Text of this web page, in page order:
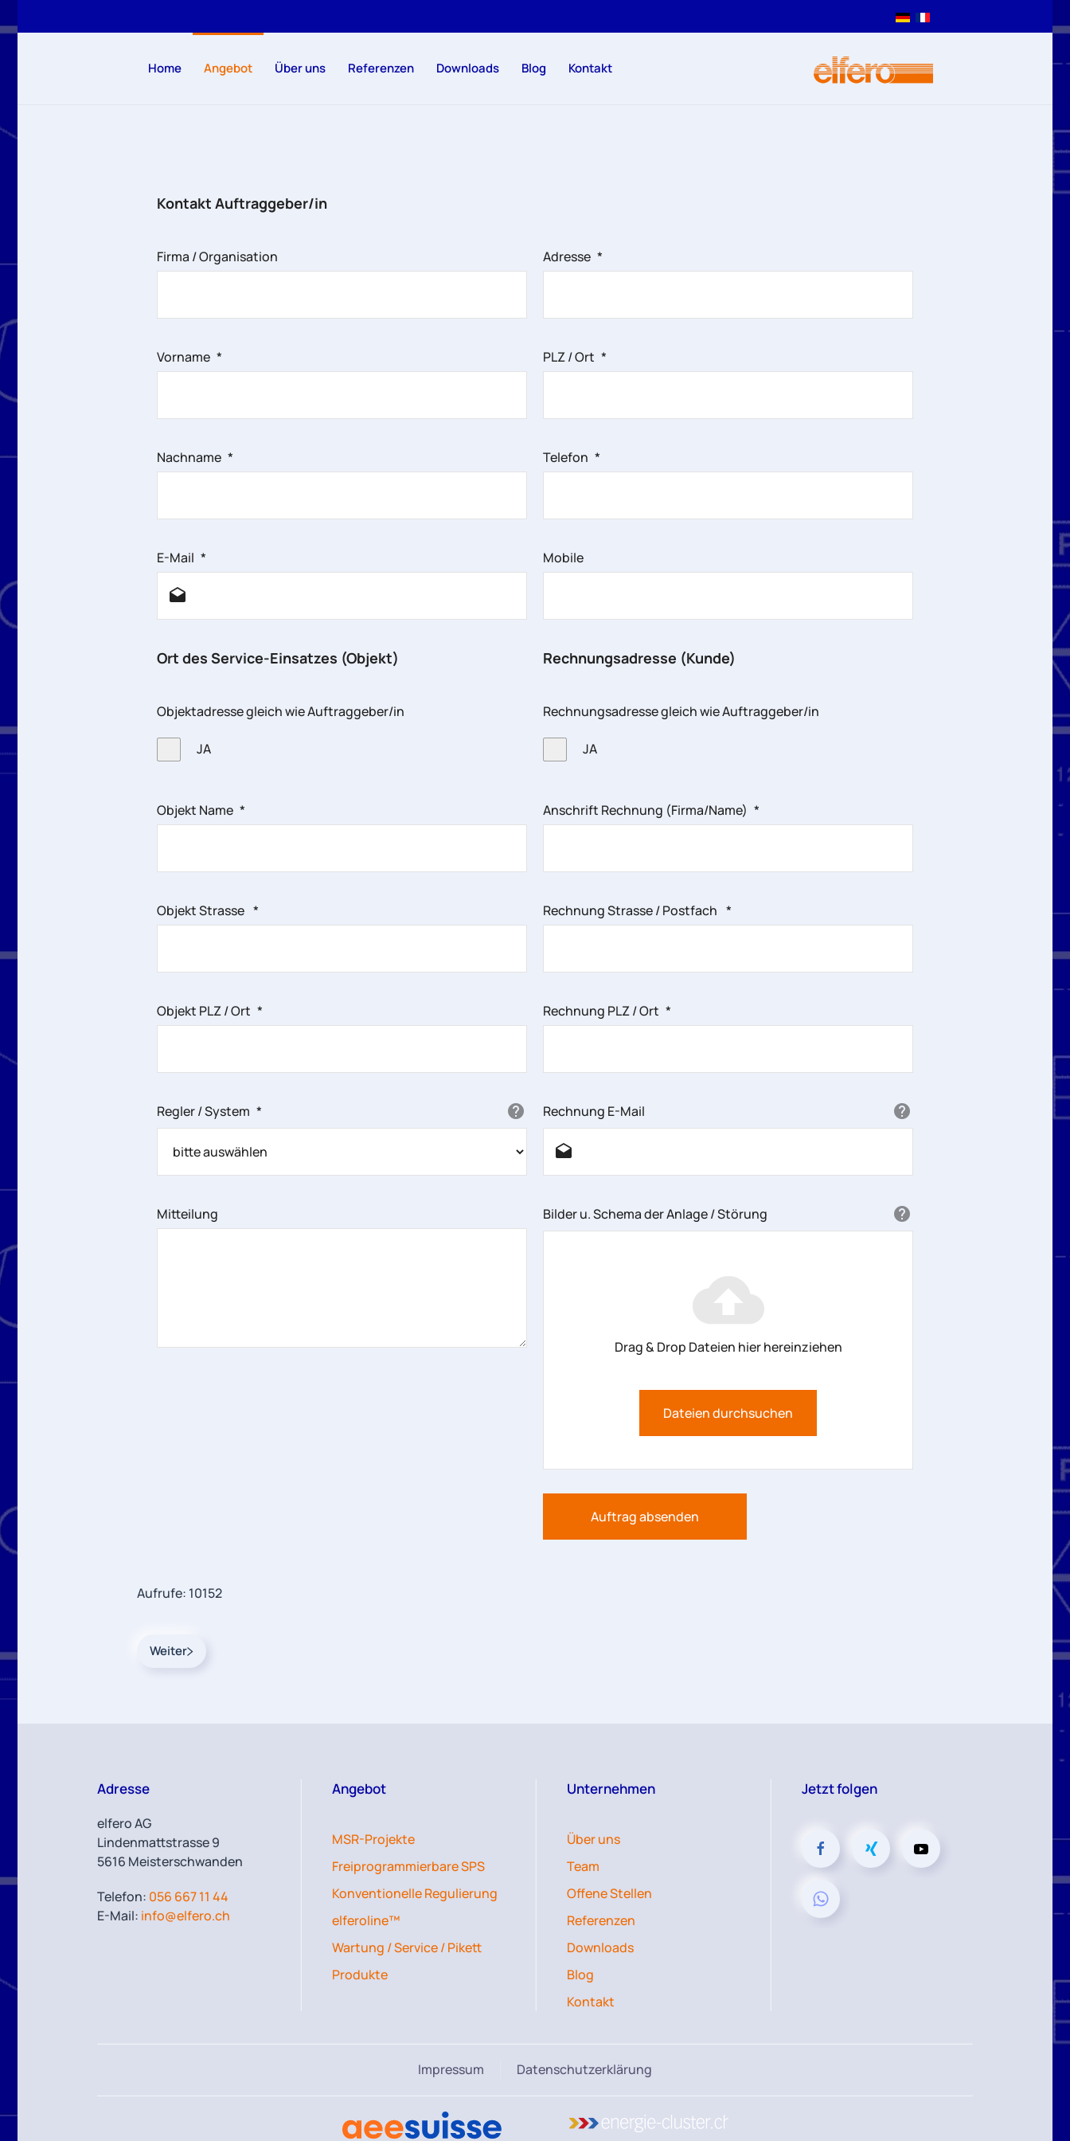
Home Angebot Über uns Referenzen Downloads Blog Kontakt
Kontakt Auftraggeber/in
Firma / Organisation
Vorname *
Nachname *
E-Mail *
Adresse *
PLZ / Ort *
Telefon *
Mobile
Ort des Service-Einsatzes (Objekt)
Objektadresse gleich wie Auftraggeber/in
JA
Objekt Name *
Objekt Strasse *
Objekt PLZ / Ort *
Regler / System *
Mitteilung
Rechnungsadresse (Kunde)
Rechnungsadresse gleich wie Auftraggeber/in
JA
Anschrift Rechnung (Firma/Name) *
Rechnung Strasse / Postfach *
Rechnung PLZ / Ort *
Rechnung E-Mail
Bilder u. Schema der Anlage / Störung
Drag & Drop Dateien hier hereinziehen
Dateien durchsuchen
Auftrag absenden
Aufrufe: 10152
Weiter
Adresse
elfero AG
Lindenmattstrasse 9
5616 Meisterschwanden
Telefon: 056 667 11 44
E-Mail: info@elfero.ch
Angebot
MSR-Projekte
Freiprogrammierbare SPS
Konventionelle Regulierung
elferoline™
Wartung / Service / Pikett
Produkte
Unternehmen
Über uns
Team
Offene Stellen
Referenzen
Downloads
Blog
Kontakt
Jetzt folgen
Impressum Datenschutzerklärung